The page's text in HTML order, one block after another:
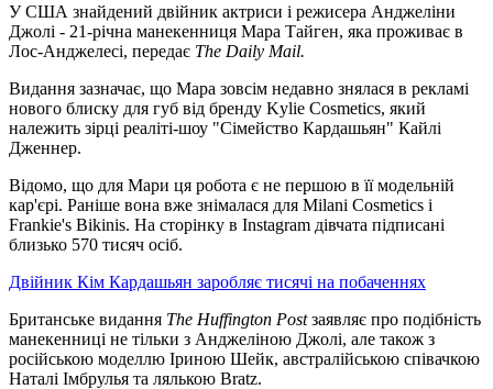
У США знайдений двійник актриси і режисера Анджеліни
Джолі - 21-річна манекенниця Мара Тайген, яка проживає в
Лос-Анджелесі, передає The Daily Mail.
Видання зазначає, що Мара зовсім недавно знялася в рекламі
нового блиску для губ від бренду Kylie Cosmetics, який
належить зірці реаліті-шоу "Сімейство Кардашьян" Кайлі
Дженнер.
Відомо, що для Мари ця робота є не першою в її модельній
кар'єрі. Раніше вона вже знімалася для Milani Cosmetics і
Frankie's Bikinis. На сторінку в Instagram дівчата підписані
близько 570 тисяч осіб.
Двійник Кім Кардашьян заробляє тисячі на побаченнях
Британське видання The Huffington Postзаявляє про подібність
манекенниці не тільки з Анджеліною Джолі, але також з
російською моделлю Іриною Шейк, австралійською співачкою
Наталі Імбрулья та лялькою Bratz.